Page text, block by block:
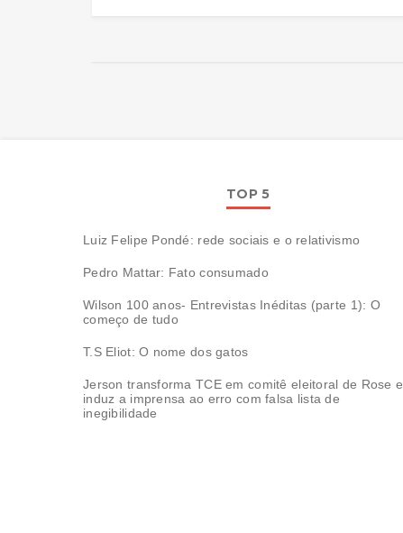
TOP 5
Luiz Felipe Pondé: rede sociais e o relativismo
Pedro Mattar: Fato consumado
Wilson 100 anos- Entrevistas Inéditas (parte 1): O
começo de tudo
T.S Eliot: O nome dos gatos
Jerson transforma TCE em comitê eleitoral de Rose e
induz a imprensa ao erro com falsa lista de
inegibilidade